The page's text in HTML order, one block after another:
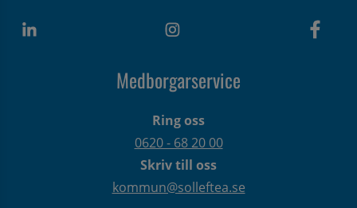
Medborgarservice
Ring oss
0620 - 68 20 00
Skriv till oss
kommun@solleftea.se